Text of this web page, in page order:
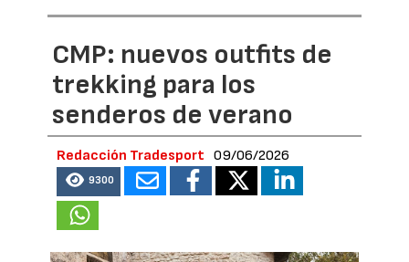
CMP: nuevos outfits de
trekking para los
senderos de verano
Redacción Tradesport 09/06/2026
9300